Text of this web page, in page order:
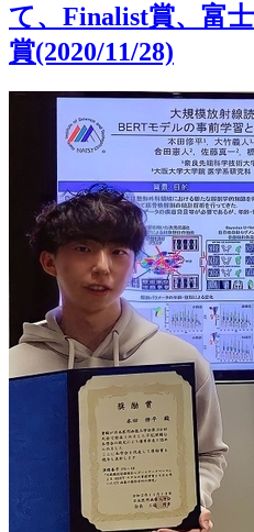
て、Finalist賞、富
賞(2020/11/28)